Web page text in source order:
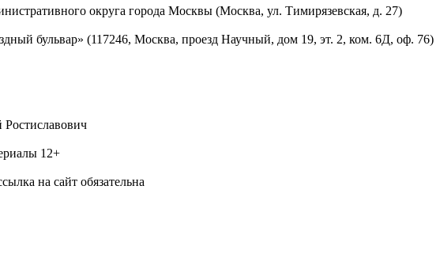
округа города Москвы (Москва, ул. Тимирязевская, д. 27)
бульвар» (117246, Москва, проезд Научный, дом 19, эт. 2, ком. 6Д, оф. 76)
12+
на сайт обязательна